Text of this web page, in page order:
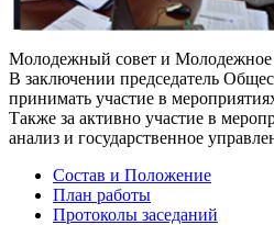
Молодежный совет и Молодежное
В заключении председатель
принимать участие в
Также за активно участие в
анализ и государственное
Состав и Положение
План работы
Протоколы заседаний